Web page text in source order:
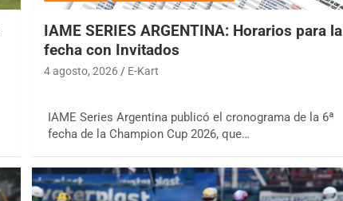
IAME SERIES ARGENTINA: Horarios para la
fecha con Invitados
4 agosto, 2026 E-Kart
IAME Series Argentina publicó el cronograma de la 6ª
fecha de la Champion Cup 2026, que…